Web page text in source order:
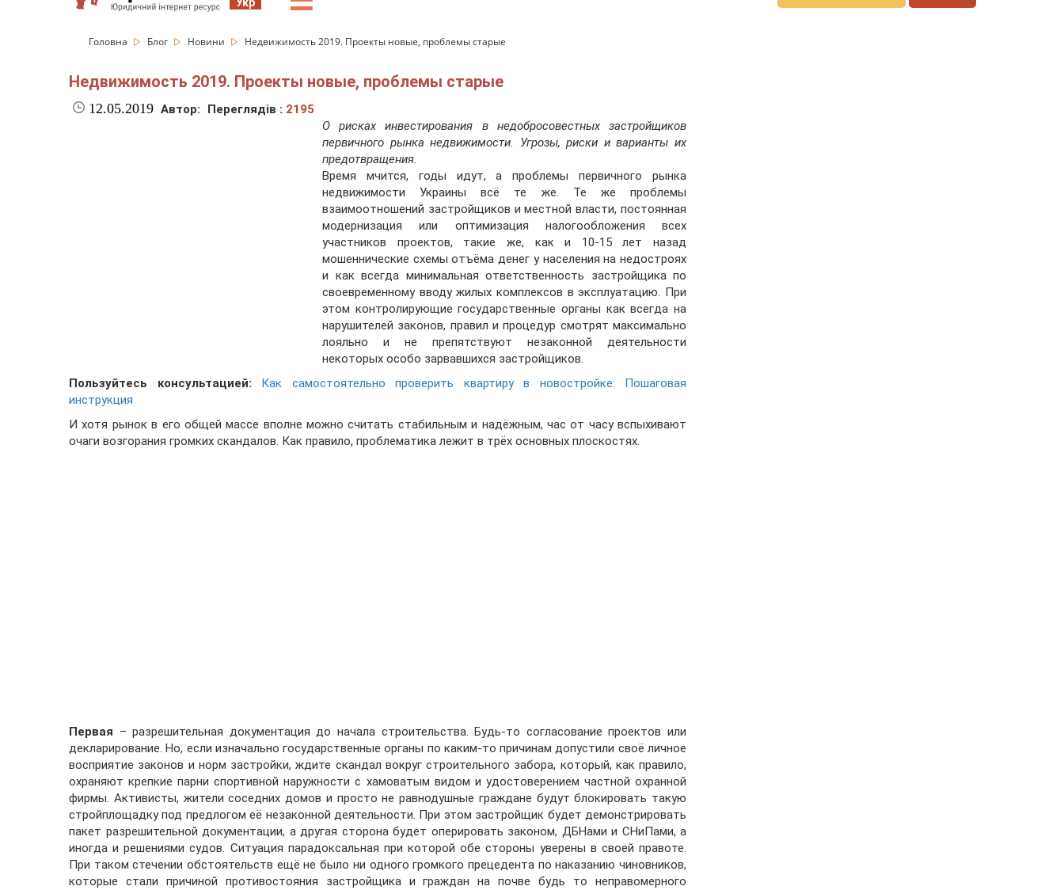
Головна Блог Новини Недвижимость 2019. Проекты новые, проблемы старые
Недвижимость 2019. Проекты новые, проблемы старые
12.05.2019 Автор: Переглядів : 2195
О рисках инвестирования в недобросовестных застройщиков
первичного рынка недвижимости. Угрозы, риски и варианты их
предотвращения.
Время мчится, годы идут, а проблемы первичного рынка
недвижимости Украины всё те же. Те же проблемы
взаимоотношений застройщиков и местной власти, постоянная
модернизация или оптимизация налогообложения всех
участников проектов, такие же, как и 10-15 лет назад
мошеннические схемы отъёма денег у населения на недостроях
и как всегда минимальная ответственность застройщика по
своевременному вводу жилых комплексов в эксплуатацию. При
этом контролирующие государственные органы как всегда на
нарушителей законов, правил и процедур смотрят максимально
лояльно и не препятствуют незаконной деятельности
некоторых особо зарвавшихся застройщиков.
Пользуйтесь консультацией:
Как самостоятельно проверить квартиру в новостройке: Пошаговая
инструкция
И хотя рынок в его общей массе вполне можно считать стабильным и надёжным, час от часу вспыхивают
очаги возгорания громких скандалов. Как правило, проблематика лежит в трёх основных плоскостях.
Первая – разрешительная документация до начала строительства. Будь-то согласование проектов или
декларирование. Но, если изначально государственные органы по каким-то причинам допустили своё личное
восприятие законов и норм застройки, ждите скандал вокруг строительного забора, который, как правило,
охраняют крепкие парни спортивной наружности с хамоватым видом и удостоверением частной охранной
фирмы. Активисты, жители соседних домов и просто не равнодушные граждане будут блокировать такую
стройплощадку под предлогом её незаконной деятельности. При этом застройщик будет демонстрировать
пакет разрешительной документации, а другая сторона будет оперировать законом, ДБНами и СНиПами, а
иногда и решениями судов. Ситуация парадоксальная при которой обе стороны уверены в своей правоте.
При таком стечении обстоятельств ещё не было ни одного громкого прецедента по наказанию чиновников,
которые стали причиной противостояния застройщика и граждан на почве будь то неправомерного